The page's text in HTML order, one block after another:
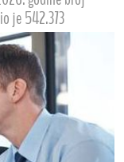
je 542.373